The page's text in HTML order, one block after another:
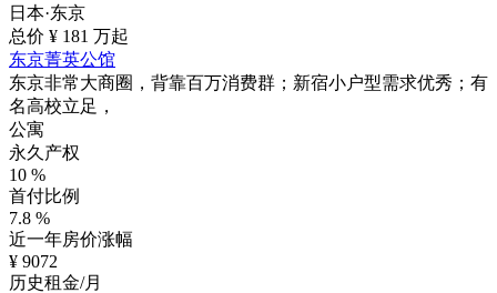
日本·东京
总价 ¥ 181 万起
东京菁英公馆
东京非常大商圈，背靠百万消费群；新宿小户型需求优秀；有
名高校立足，
公寓
永久产权
10 %
首付比例
7.8 %
近一年房价涨幅
¥ 9072
历史租金/月